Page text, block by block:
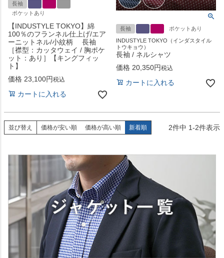
長袖
ポケットあり
【INDUSTYLE TOKYO】綿
100％のフランネル仕上げ/エア
ーニットネル/小紋柄 長袖
［襟型：カッタウェイ / 胸ポケ
ット：あり］【キングフィッ
ト】
価格 23,100 税込
カートに入れる
長袖
ポケットあり
INDUSTYLE TOKYO（インダスタイル
トウキョウ）
長袖 / ネルシャツ
価格 20,350 税込
カートに入れる
並び替え 価格が安い順 価格が高い順 新着順 2件中 1-2件表示